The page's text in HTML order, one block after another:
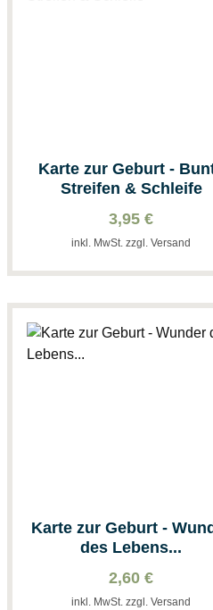
Karte zur Geburt -
Streifen & Schleife
3,95 €
inkl. MwSt. zzgl. Versand
Karte zur Geburt -
des Lebens...
2,60 €
inkl. MwSt. zzgl. Versand